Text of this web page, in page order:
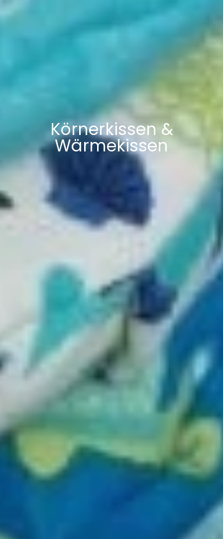
Körnerkissen &
Wärmekissen